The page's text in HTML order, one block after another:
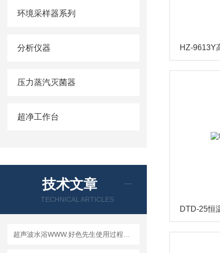
环境采样器系列
分析仪器
压力蒸汽灭菌器
超净工作台
技术文章
TECHNICAL ARTICLES
DTD-25恒